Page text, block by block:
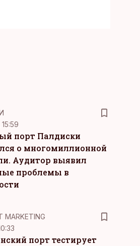
порт Палдиски
о многомиллионной
Аудитор выявил
проблемы в
MARKETING
порт тестирует